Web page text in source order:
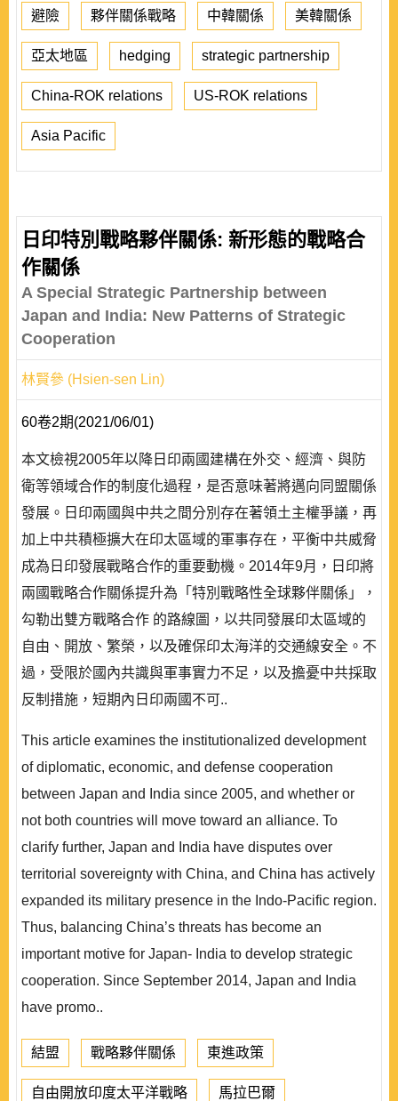
避險 夥伴關係戰略 中韓關係 美韓關係
亞太地區 hedging strategic partnership
China-ROK relations US-ROK relations
Asia Pacific
日印特別戰略夥伴關係: 新形態的戰略合
作關係
A Special Strategic Partnership between
Japan and India: New Patterns of Strategic
Cooperation
林賢參 (Hsien-sen Lin)
60卷2期(2021/06/01)
本文檢視2005年以降日印兩國建構在外交、經濟、與防
衛等領域合作的制度化過程，是否意味著將邁向同盟關係
發展。日印兩國與中共之間分別存在著領土主權爭議，再
加上中共積極擴大在印太區域的軍事存在，平衡中共威脅
成為日印發展戰略合作的重要動機。2014年9月，日印將
兩國戰略合作關係提升為「特別戰略性全球夥伴關係」，
勾勒出雙方戰略合作 的路線圖，以共同發展印太區域的
自由、開放、繁榮，以及確保印太海洋的交通線安全。不
過，受限於國內共識與軍事實力不足，以及擔憂中共採取
反制措施，短期內日印兩國不可..
This article examines the institutionalized development
of diplomatic, economic, and defense cooperation
between Japan and India since 2005, and whether or
not both countries will move toward an alliance. To
clarify further, Japan and India have disputes over
territorial sovereignty with China, and China has actively
expanded its military presence in the Indo-Pacific region.
Thus, balancing China’s threats has become an
important motive for Japan- India to develop strategic
cooperation. Since September 2014, Japan and India
have promo..
結盟 戰略夥伴關係 東進政策
自由開放印度太平洋戰略 馬拉巴爾